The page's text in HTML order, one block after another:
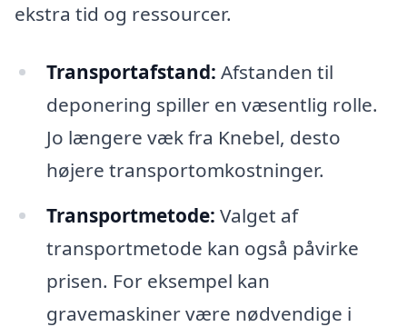
ekstra tid og ressourcer.
Transportafstand: Afstanden til
deponering spiller en væsentlig rolle.
Jo længere væk fra Knebel, desto
højere transportomkostninger.
Transportmetode: Valget af
transportmetode kan også påvirke
prisen. For eksempel kan
gravemaskiner være nødvendige i